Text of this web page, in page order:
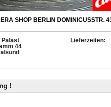
SHOP BERLIN DOMINICUSSTR.
Palast
44
Lieferzeiten:
!